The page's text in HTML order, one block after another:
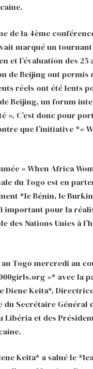
de la 4ème
marqué un
et l’évaluation des
de Beijing ont
réels ont été lents
Beijing, un forum
». C’est donc pour
que l’initiative *«
« When Africa
du Togo est en
*le Bénin, le
important pour la
Nations Unies à
Togo mercredi au
»* avec la
Diene Keita*,
du Secrétaire Général
et des
Keita* a salué le